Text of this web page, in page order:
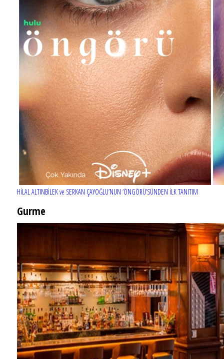
HİLAL ALTINBİLEK ve SERKAN ÇAYOĞLU’NUN ‘ÖNGÖRÜ’SÜNDEN İLK TANITIM
Gurme
EĞLENCE HAYATINA YENİ SOLUK: Gabbro Dream Theatre